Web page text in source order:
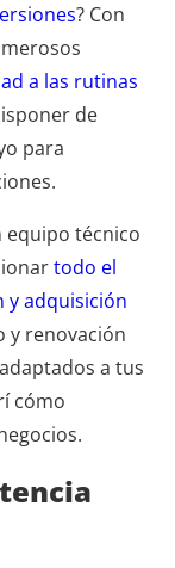
? Con
a las rutinas
de
para
equipo técnico
todo el
y adquisición
y renovación
a tus
cómo